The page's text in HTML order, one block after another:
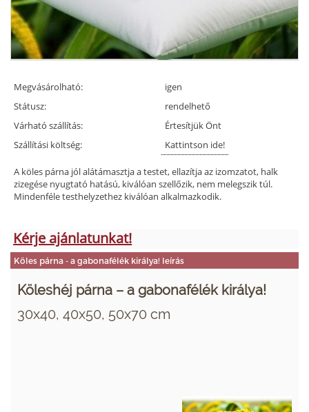
Megvásárolható:
igen
Státusz:
rendelhető
Várható szállítás:
Értesítjük Önt
Szállítási költség:
Kattintson ide!
A köles párna jól alátámasztja a testet, ellazítja az izomzatot, halk
zizegése nyugtató hatású, kiválóan szellőzik, nem melegszik túl.
Mindenféle testhelyzethez kiválóan alkalmazkodik.
Kérje ajánlatunkat!
Köles párna - a gabonafélék királya! leírás
Köleshéj párna – a gabonafélék királya!
30x40, 40x50, 50x70 cm